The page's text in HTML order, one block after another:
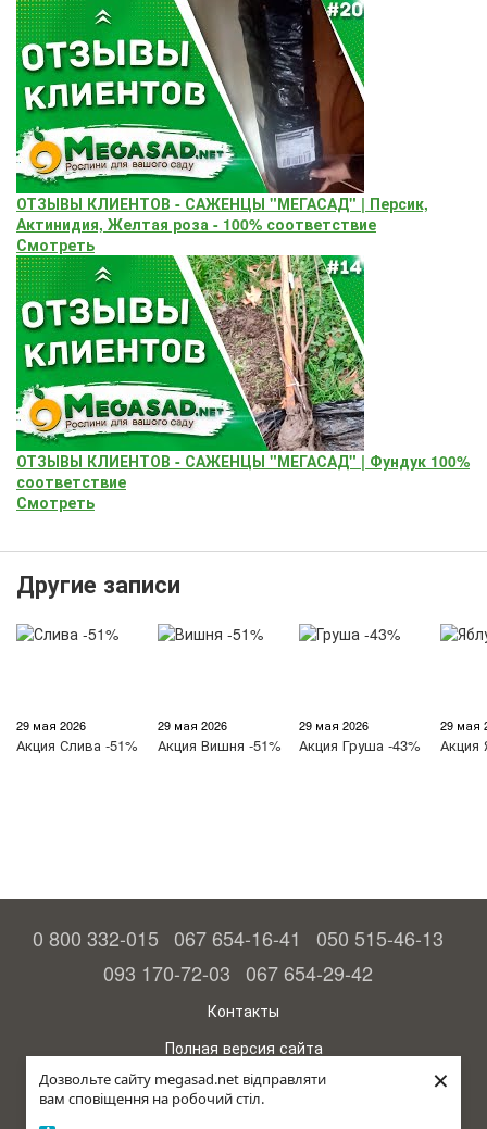
Дозвольте сайту megasad.net відправляти
вам сповіщення на робочий стіл.
×
ОТЗЫВЫ КЛИЕНТОВ - САЖЕНЦЫ "МЕГАСАД" | Персик,
Актинидия, Желтая роза - 100% соответствие
Смотреть
ОТЗЫВЫ КЛИЕНТОВ - САЖЕНЦЫ "МЕГАСАД" | Фундук 100%
соответствие
Смотреть
Другие записи
29 мая 2026
Акция Слива -51%
29 мая 2026
Акция Вишня -51%
29 мая 2026
Акция Груша -43%
29 мая
Акция
0 800 332-015 067 654-16-41
050 515-46-13
093 170-72-03 067 654-29-42
Контакты
Полная версия сайта
© 2015—2026
Megasad - гарантия высокого урожая